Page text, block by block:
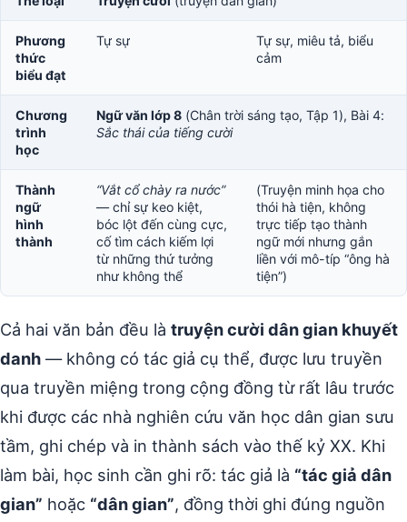
Phương
thức
biểu đạt
Tự sự
Tự sự, miêu tả, biểu
cảm
Chương
trình
học
Ngữ văn lớp 8 (Chân trời sáng tạo, Tập 1), Bài 4:
Sắc thái của tiếng cười
Thành
ngữ
hình
thành
“Vắt cổ chày ra nước”
— chỉ sự keo kiệt,
bóc lột đến cùng cực,
cố tìm cách kiếm lợi
từ những thứ tưởng
như không thể
(Truyện minh họa cho
thói hà tiện, không
trực tiếp tạo thành
ngữ mới nhưng gắn
liền với mô-típ “ông hà
tiện”)
Cả hai văn bản đều là truyện cười dân gian khuyết
danh — không có tác giả cụ thể, được lưu truyền
qua truyền miệng trong cộng đồng từ rất lâu trước
khi được các nhà nghiên cứu văn học dân gian sưu
tầm, ghi chép và in thành sách vào thế kỷ XX. Khi
làm bài, học sinh cần ghi rõ: tác giả là “tác giả dân
gian” hoặc “dân gian”, đồng thời ghi đúng nguồn